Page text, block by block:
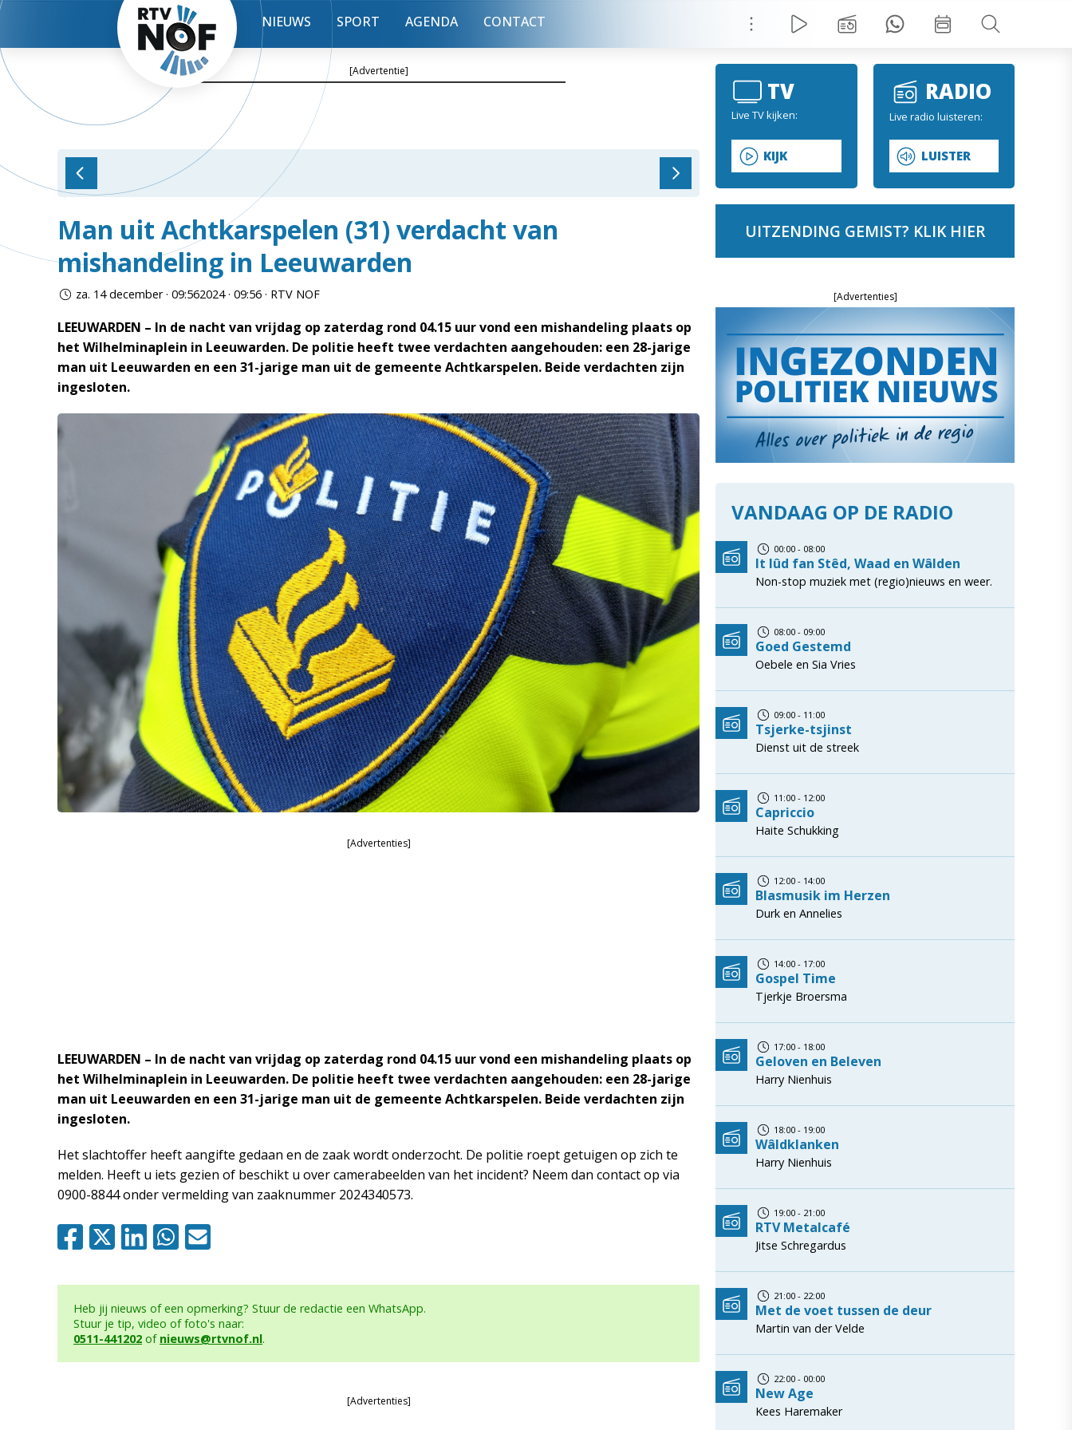
NIEUWS SPORT AGENDA CONTACT
[Advertentie]
Man uit Achtkarspelen (31) verdacht van
mishandeling in Leeuwarden
za. 14 december · 09:562024 · 09:56 · RTV NOF
LEEUWARDEN – In de nacht van vrijdag op zaterdag rond 04.15 uur vond een mishandeling plaats op
het Wilhelminaplein in Leeuwarden. De politie heeft twee verdachten aangehouden: een 28-jarige
man uit Leeuwarden en een 31-jarige man uit de gemeente Achtkarspelen. Beide verdachten zijn
ingesloten.
[Advertenties]
LEEUWARDEN – In de nacht van vrijdag op zaterdag rond 04.15 uur vond een mishandeling plaats op
het Wilhelminaplein in Leeuwarden. De politie heeft twee verdachten aangehouden: een 28-jarige
man uit Leeuwarden en een 31-jarige man uit de gemeente Achtkarspelen. Beide verdachten zijn
ingesloten.
Het slachtoffer heeft aangifte gedaan en de zaak wordt onderzocht. De politie roept getuigen op zich te
melden. Heeft u iets gezien of beschikt u over camerabeelden van het incident? Neem dan contact op via
0900-8844 onder vermelding van zaaknummer 2024340573.
Heb jij nieuws of een opmerking? Stuur de redactie een WhatsApp.
Stuur je tip, video of foto's naar:
0511-441202 of nieuws@rtvnof.nl.
[Advertenties]
TV
Live TV kijken:
KIJK
RADIO
Live radio luisteren:
LUISTER
UITZENDING GEMIST? KLIK HIER
[Advertenties]
VANDAAG OP DE RADIO
00:00 - 08:00
It lûd fan Stêd, Waad en Wâlden
Non-stop muziek met (regio)nieuws en weer.
08:00 - 09:00
Goed Gestemd
Oebele en Sia Vries
09:00 - 11:00
Tsjerke-tsjinst
Dienst uit de streek
11:00 - 12:00
Capriccio
Haite Schukking
12:00 - 14:00
Blasmusik im Herzen
Durk en Annelies
14:00 - 17:00
Gospel Time
Tjerkje Broersma
17:00 - 18:00
Geloven en Beleven
Harry Nienhuis
18:00 - 19:00
Wâldklanken
Harry Nienhuis
19:00 - 21:00
RTV Metalcafé
Jitse Schregardus
21:00 - 22:00
Met de voet tussen de deur
Martin van der Velde
22:00 - 00:00
New Age
Kees Haremaker